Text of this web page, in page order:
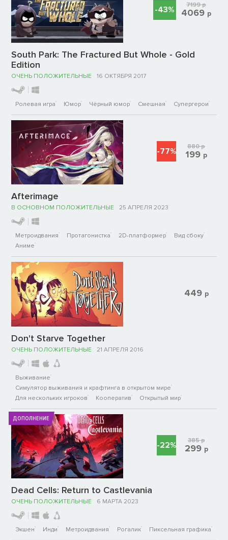
South Park: The Fractured But Whole - Gold
Edition
ОЧЕНЬ ПОЛОЖИТЕЛЬНЫЕ 16 ОКТЯБРЯ 2017
Ролевая игра Юмор Чёрный юмор Смешная Супергерои
-43% 7199р
4069 р
Afterimage
В ОСНОВНОМ ПОЛОЖИТЕЛЬНЫЕ 25 АПРЕЛЯ 2023
Метроидвания Протагонистка 2D-платформер
Вид сбоку
Аниме
-77% 880р
199 р
Don't Starve Together
ОЧЕНЬ ПОЛОЖИТЕЛЬНЫЕ 21 АПРЕЛЯ 2016
Выживание
Симулятор выживания и крафтинга в открытом мире
Для нескольких игроков
Кооператив Открытый мир
449 р
ДОПОЛНЕНИЕ
Dead Cells: Return to Castlevania
ОЧЕНЬ ПОЛОЖИТЕЛЬНЫЕ 6 МАРТА 2023
Экшен Инди Метроидвания Рогалик Пиксельная графика
-22% 385р
299 р